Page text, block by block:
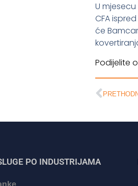
U
CFA
će
Podijelite
PO INDUSTRIJAMA